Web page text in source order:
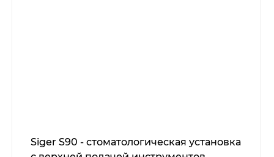
Siger S90 - стоматологическая установка